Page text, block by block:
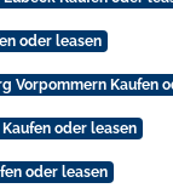
oder leasen
Vorpommern Kaufen
oder leasen
oder leasen